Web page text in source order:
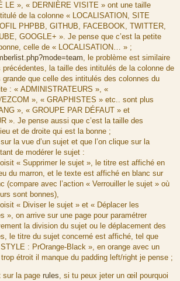
LE », « DERNIÈRE VISITE » ont une taille
de la colonne « LOCALISATION, SITE
PHPBB, GITHUB, FACEBOOK, TWITTER,
GOOGLE+ ». Je pense que c’est la petite
celle de « LOCALISATION… » ;
, le problème est similaire
précédentes, la taille des intitulés de la colonne de
que celle des intitulés des colonnes du
: « ADMINISTRATEURS », «
», « GRAPHISTES » etc.. sont plus
», « GROUPE PAR DÉFAUT » et
». Je pense aussi que c’est la taille des
et de droite qui est la bonne ;
la vue d’un sujet et que l’on clique sur la
de modérer le sujet :
« Supprimer le sujet », le titre est affiché en
du marron, et le texte est affiché en blanc sur
(compare avec l’action « Verrouiller le sujet » où
sont bonnes),
« Diviser le sujet » et « Déplacer les
», on arrive sur une page pour paramétrer
la division du sujet ou le déplacement des
le titre du sujet concerné est affiché, tel que
: PrOrange-Black », en orange avec un
étroit il manque du padding left/right je pense ;
sur la page rules, si tu peux jeter un œil pourquoi